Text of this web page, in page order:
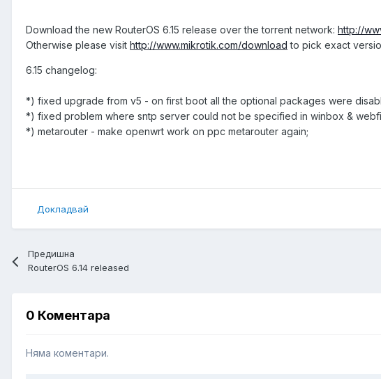
Download the new RouterOS 6.15 release over the torrent network: http://
Otherwise please visit http://www.mikrotik.com/download to pick exact
6.15 changelog:
*) fixed upgrade from v5 - on first boot all the optional packages were
*) fixed problem where sntp server could not be specified in winbox &
*) metarouter - make openwrt work on ppc metarouter again;
Докладвай
Предишна
RouterOS 6.14 released
0 Коментара
Няма коментари.